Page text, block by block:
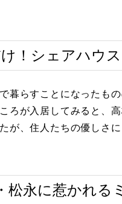
！シェアハウス
暮らすことになったも
ろが入居してみると、
が、住人たちの優しさ
松永に惹かれる